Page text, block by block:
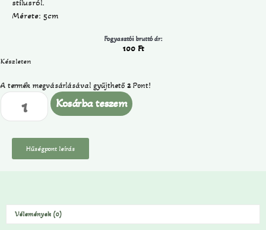
stílusról.
Mérete: 5cm
Fogyasztói bruttó ár:
100 Ft
Készleten
A termék megvásárlásával gyűjthető2Pont!
Kosárba teszem
Hűségpont leírás
Vélemények (0)